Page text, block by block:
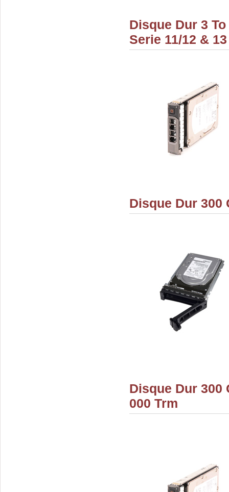
Disque Dur 3
Serie 11/12 & 13
Disque Dur 300
Disque Dur 300
000 Trm